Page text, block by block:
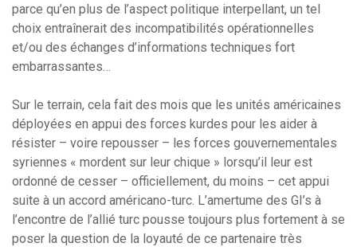
parce qu’en plus de l’aspect politique interpellant, un tel
choix entraînerait des incompatibilités opérationnelles
et/ou des échanges d’informations techniques fort
embarrassantes…
Sur le terrain, cela fait des mois que les unités américaines
déployées en appui des forces kurdes pour les aider à
résister – voire repousser – les forces gouvernementales
syriennes « mordent sur leur chique » lorsqu’il leur est
ordonné de cesser – officiellement, du moins – cet appui
suite à un accord américano-turc. L’amertume des GI’s à
l’encontre de l’allié turc pousse toujours plus fortement à se
poser la question de la loyauté de ce partenaire très